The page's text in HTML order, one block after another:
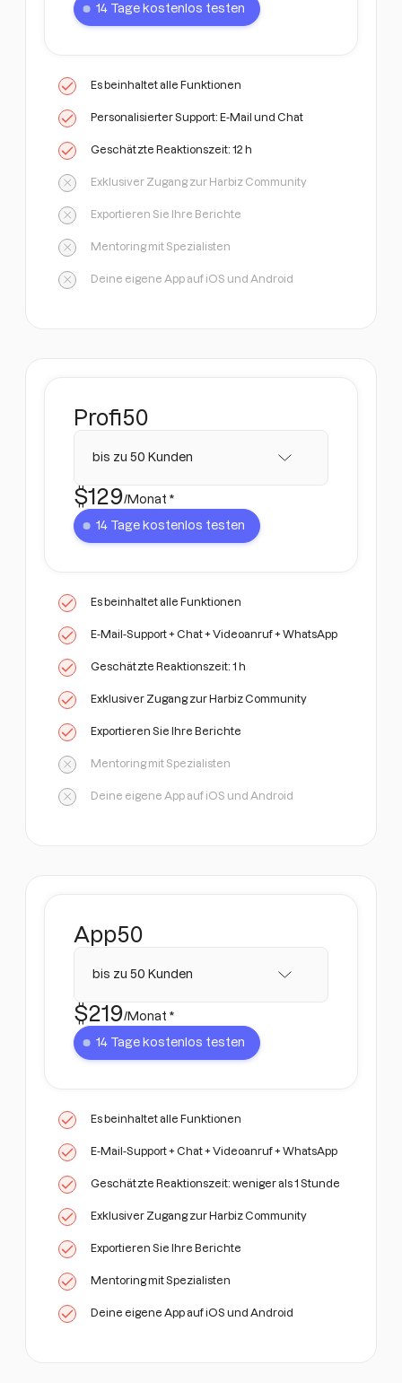
14 Tage kostenlos testen
Es beinhaltet alle Funktionen
Personalisierter Support: E-Mail und Chat
Geschätzte Reaktionszeit: 12 h
Exklusiver Zugang zur Harbiz Community
Exportieren Sie Ihre Berichte
Mentoring mit Spezialisten
Deine eigene App auf iOS und Android
Profi50
bis zu 50 Kunden
$129/Monat *
14 Tage kostenlos testen
Es beinhaltet alle Funktionen
E-Mail-Support + Chat + Videoanruf + WhatsApp
Geschätzte Reaktionszeit: 1 h
Exklusiver Zugang zur Harbiz Community
Exportieren Sie Ihre Berichte
Mentoring mit Spezialisten
Deine eigene App auf iOS und Android
App50
bis zu 50 Kunden
$219/Monat *
14 Tage kostenlos testen
Es beinhaltet alle Funktionen
E-Mail-Support + Chat + Videoanruf + WhatsApp
Geschätzte Reaktionszeit: weniger als 1 Stunde
Exklusiver Zugang zur Harbiz Community
Exportieren Sie Ihre Berichte
Mentoring mit Spezialisten
Deine eigene App auf iOS und Android